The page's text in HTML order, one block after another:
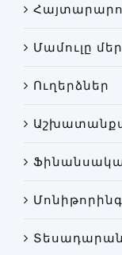
Մամուլը
Ուղերձներ
Մոնիթորինգ
Տեսադարան